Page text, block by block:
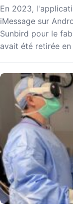
En 2023,
iMessage sur
Sunbird pour le
avait été retirée